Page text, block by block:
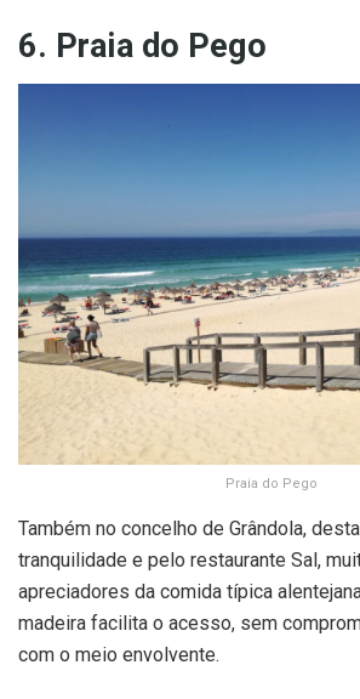
6. Praia do Pego
Praia do Pego
Também no concelho de Grândola,
tranquilidade e pelo restaurante Sal,
apreciadores da comida típica
madeira facilita o acesso, sem
com o meio envolvente.